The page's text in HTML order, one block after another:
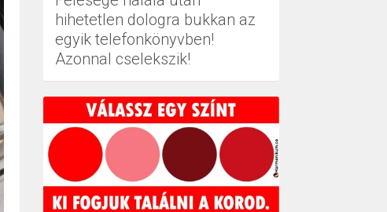
hihetetlen dologra bukkan az
egyik telefonkönyvben!
Azonnal cselekszik!